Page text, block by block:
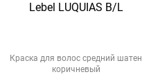
Lebel LUQUIAS B/L
Краска для волос средний шатен
коричневый